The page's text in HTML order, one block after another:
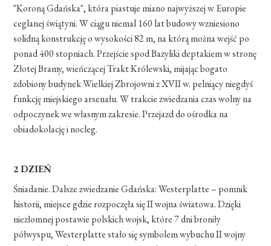
"Koroną Gdańska", która piastuje miano najwyższej w Europie
ceglanej świątyni. W ciągu niemal 160 lat budowy wzniesiono
solidną konstrukcję o wysokości 82 m, na którą można wejść po
ponad 400 stopniach. Przejście spod Bazyliki deptakiem w stronę
Złotej Bramy, wieńczącej Trakt Królewski, mijając bogato
zdobiony budynek Wielkiej Zbrojowni z XVII w. pelniący niegdyś
funkcję miejskiego arsenału. W trakcie zwiedzania czas wolny na
odpoczynek we własnym zakresie. Przejazd do ośrodka na
obiadokolację i nocleg.
2 DZIEŃ
Śniadanie. Dalsze zwiedzanie Gdańska: Westerplatte – pomnik
historii, miejsce gdzie rozpoczęła się II wojna światowa. Dzięki
niezłomnej postawie polskich wojsk, które 7 dni broniły
półwyspu, Westerplatte stało się symbolem wybuchu II wojny